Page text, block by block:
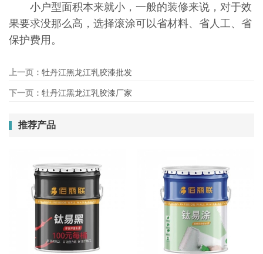
小户型面积本来就小，一般的装修来说，对于效
果要求没那么高，选择滚涂可以省材料、省人工、省
保护费用。
上一页： 牡丹江黑龙江乳胶漆批发
下一页： 牡丹江黑龙江乳胶漆厂家
推荐产品